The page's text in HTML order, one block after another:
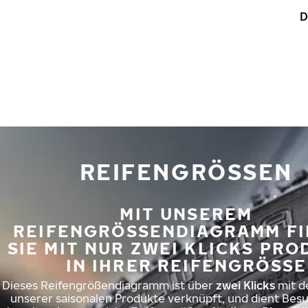
REIFENGRÖSSEN
MIT UNSEREM
REIFENGRÖSSENDIAGRAMM
IE MIT NUR ZWEI KLICKS
N IHRER REIFENGRÖSSE
Dieses Reifengrößendiagramm ist überzwei Klicksmit
unserer saisonalen Produkte verknüpft, und dient